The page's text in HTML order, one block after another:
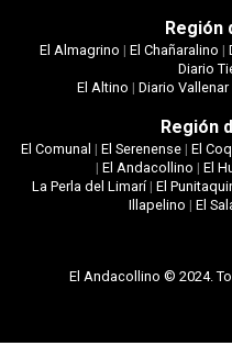
Región
El Almagrino | El Chañaralino |
Diario
El Altino | Diario Vallenar
Región
El Comunal | El Serenense| El
| El Andacollino | El
La Perla del Limarí|El
Illapelino | El
El Andacollino © 2024.